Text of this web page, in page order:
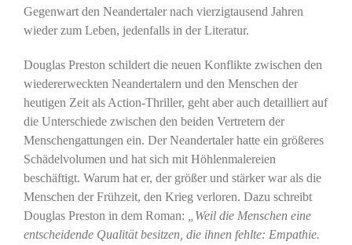
Gegenwart den Neandertaler nach vierzigtausend Jahren
wieder zum Leben, jedenfalls in der Literatur.
Douglas Preston schildert die neuen Konflikte zwischen den
wiedererweckten Neandertalern und den Menschen der
heutigen Zeit als Action-Thriller, geht aber auch detailliert auf
die Unterschiede zwischen den beiden Vertretern der
Menschengattungen ein. Der Neandertaler hatte ein größeres
Schädelvolumen und hat sich mit Höhlenmalereien
beschäftigt. Warum hat er, der größer und stärker war als die
Menschen der Frühzeit, den Krieg verloren. Dazu schreibt
Douglas Preston in dem Roman:
„Weil die Menschen eine
entscheidende Qualität besitzen, die ihnen fehlte: Empathie.